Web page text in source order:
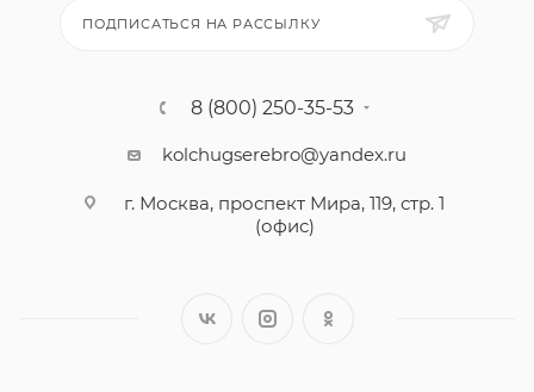
ПОДПИСАТЬСЯ НА РАССЫЛКУ
8 (800) 250-35-53
kolchugserebro@yandex.ru
г. Москва, проспект Мира, 119, стр. 1
(офис)